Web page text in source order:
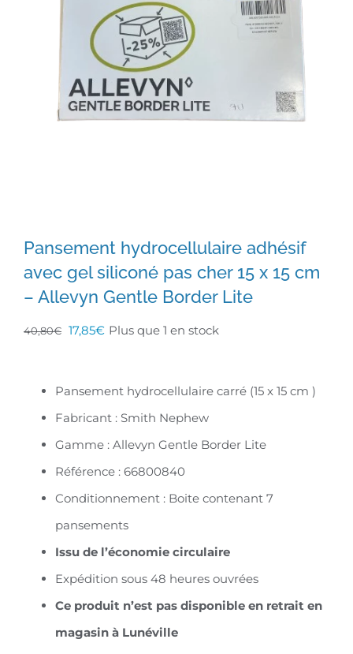
Pansement hydrocellulaire adhésif
avec gel siliconé pas cher 15 x 15 cm
– Allevyn Gentle Border Lite
40,80€ Le
était :
17,85€Le
actuel
est :
17,85€.
Plus que 1 en stock
Pansement hydrocellulaire carré (15 x 15 cm )
Fabricant : Smith Nephew
Gamme : Allevyn Gentle Border Lite
Référence : 66800840
Conditionnement : Boite contenant 7
pansements
Issu de l’économie circulaire
Expédition sous 48 heures ouvrées
Ce produit n’est pas disponible en retrait en
magasin à Lunéville